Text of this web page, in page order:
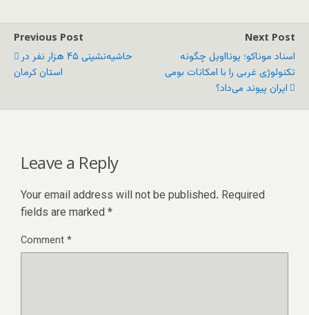
Previous Post
حاشیه‌نشینی ۴۵ هزار نفر در
استان کرمان
Next Post
اسناد موناکو؛ یونااویل چگونه
تکنولوژی غربی را با امکانات بومی
ایران پیوند می‌داد؟
Leave a Reply
Your email address will not be published. Required
fields are marked *
Comment*